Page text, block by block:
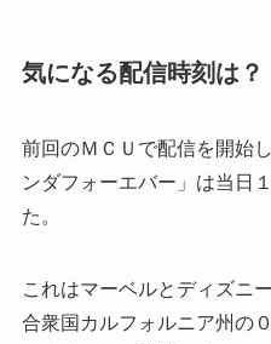
気になる配信時刻は？
前回のＭＣＵで配信を開始
ンダフォーエバー」は当日
た。
これはマーベルとディズニ
合衆国カルフォルニア州の